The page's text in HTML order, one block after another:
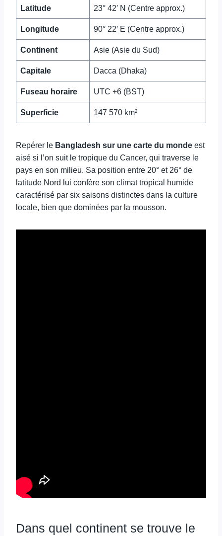
Latitude 23° 42′ N (Centre approx.)
Longitude 90° 22′ E (Centre approx.)
Continent Asie (Asie du Sud)
Capitale Dacca (Dhaka)
Fuseau horaire UTC +6 (BST)
Superficie 147 570 km²
Repérer le Bangladesh sur une carte du monde est
aisé si l’on suit le tropique du Cancer, qui traverse le
pays en son milieu. Sa position entre 20° et 26° de
latitude Nord lui confère son climat tropical humide
caractérisé par six saisons distinctes dans la culture
locale, bien que dominées par la mousson.
Dans quel continent se trouve le